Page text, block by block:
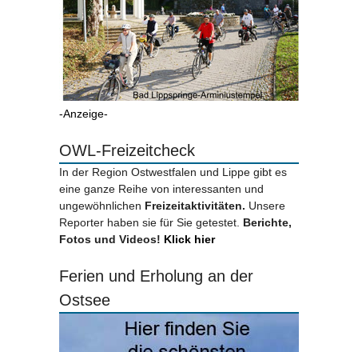
-Anzeige-
OWL-Freizeitcheck
In der Region Ostwestfalen und Lippe gibt es
eine ganze Reihe von interessanten und
ungewöhnlichen Freizeitaktivitäten. Unsere
Reporter haben sie für Sie getestet. Berichte,
Fotos und Videos! Klick hier
Ferien und Erholung an der
Ostsee